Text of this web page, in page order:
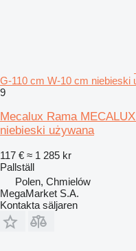
G-110 cm W-10 cm niebieski
9
Mecalux Rama
niebieski używana
117 € ≈ 1 285 kr
Pallställ
Polen, Chmielów
MegaMarket S.A.
Kontakta säljaren